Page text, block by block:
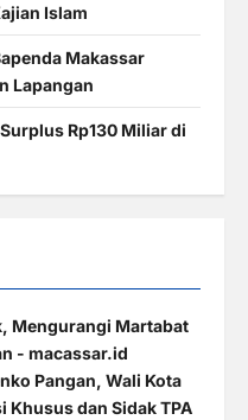
Islam
Makassar
Lapangan
Rp130 Miliar di
Mengurangi Martabat
- macassar.id
Pangan, Wali Kota
Khusus dan Sidak TPA